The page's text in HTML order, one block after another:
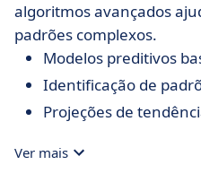
algoritmos avançados
padrões complexos.
Modelos preditivos
Identificação de
Projeções de
Ver mais